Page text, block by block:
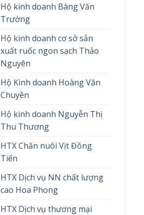
Hộ kinh doanh Bàng Văn
Trường
Hộ kinh doanh cơ sở sản
xuất ruốc ngon sạch Thảo
Nguyên
Hộ Kinh doanh Hoàng Văn
Chuyền
Hộ kinh doanh Nguyễn Thị
Thu Thương
HTX Chăn nuôi Vịt Đồng
Tiến
HTX Dịch vụ NN chất lượng
cao Hoa Phong
HTX Dịch vụ thương mại